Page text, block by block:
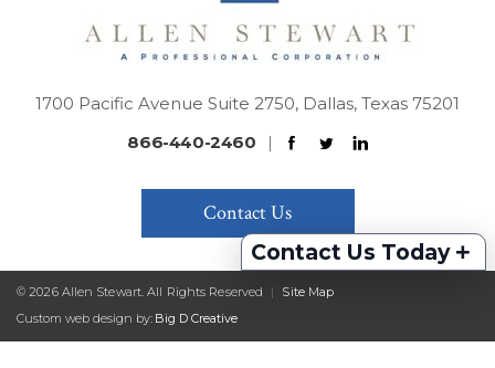
Contact Us Today +
1700 Pacific Avenue Suite 2750, Dallas, Texas 75201
866-440-2460
|
Contact Us
© 2026 Allen Stewart. All Rights Reserved |
Site Map
Custom web design by: Big D Creative